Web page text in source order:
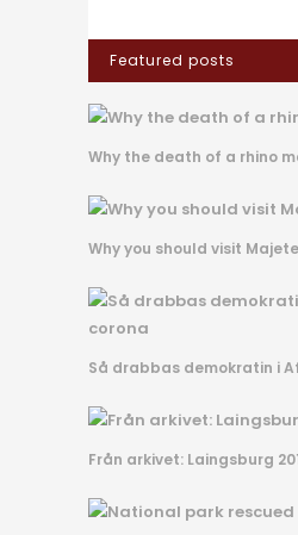
Featured posts
Why the death of a rhino
Why you should visit Majete
Så drabbas demokratin i
Från arkivet: Laingsburg